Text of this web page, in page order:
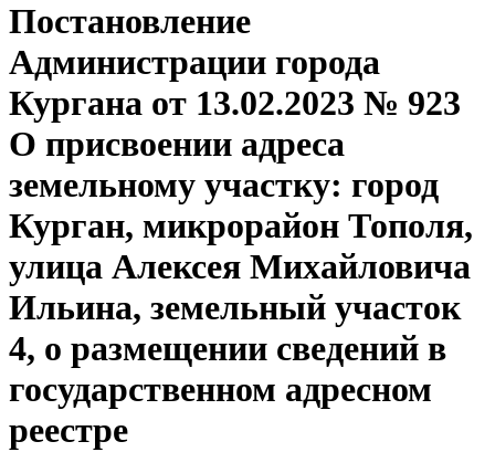
Постановление
Администрации города
Кургана от 13.02.2023 № 923
О присвоении адреса
земельному участку: город
Курган, микрорайон Тополя,
улица Алексея Михайловича
Ильина, земельный участок
4, о размещении сведений в
государственном адресном
реестре